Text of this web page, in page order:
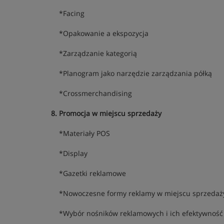
*Facing
*Opakowanie a ekspozycja
*Zarządzanie kategorią
*Planogram jako narzędzie zarządzania półką
*Crossmerchandising
8. Promocja w miejscu sprzedaży
*Materiały POS
*Display
*Gazetki reklamowe
*Nowoczesne formy reklamy w miejscu
*Wybór nośników reklamowych i ich efektywność